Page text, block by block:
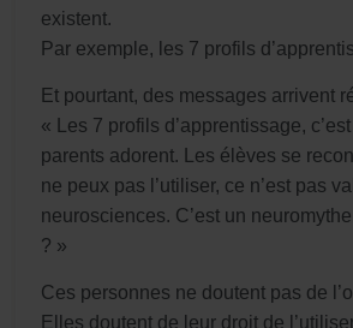
existent.
Par exemple, les 7 profils
Et pourtant, des messages arrivent
« Les 7 profils d’apprentissage,
parents adorent. Les élèves se
ne peux pas l’utiliser, ce n’est pas
neurosciences. C’est un
? »
Ces personnes ne doutent pas de
Elles doutent de leur droit de